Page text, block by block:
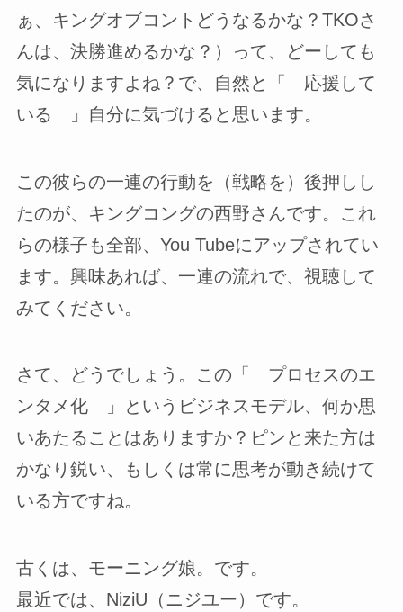
ぁ、キングオブコントどうなるかな？TKOさ
んは、決勝進めるかな？）って、どーしても
気になりますよね？で、自然と「 応援して
いる 」自分に気づけると思います。
この彼らの一連の行動を（戦略を）後押しし
たのが、キングコングの西野さんです。これ
らの様子も全部、You Tubeにアップされてい
ます。興味あれば、一連の流れで、視聴して
みてください。
さて、どうでしょう。この「 プロセスのエ
ンタメ化 」というビジネスモデル、何か思
いあたることはありますか？ピンと来た方は
かなり鋭い、もしくは常に思考が動き続けて
いる方ですね。
古くは、モーニング娘。です。
最近では、NiziU（ニジユー）です。